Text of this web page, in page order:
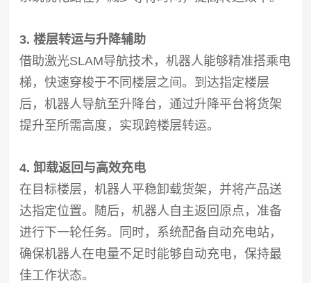
3. 楼层转运与升降辅助
借助激光SLAM导航技术，机器人能够精准搭乘电
梯，快速穿梭于不同楼层之间。到达指定楼层
后，机器人导航至升降台，通过升降平台将货架
提升至所需高度，实现跨楼层转运。
4. 卸载返回与高效充电
在目标楼层，机器人平稳卸载货架，并将产品送
达指定位置。随后，机器人自主返回原点，准备
进行下一轮任务。同时，系统配备自动充电站，
确保机器人在电量不足时能够自动充电，保持最
佳工作状态。